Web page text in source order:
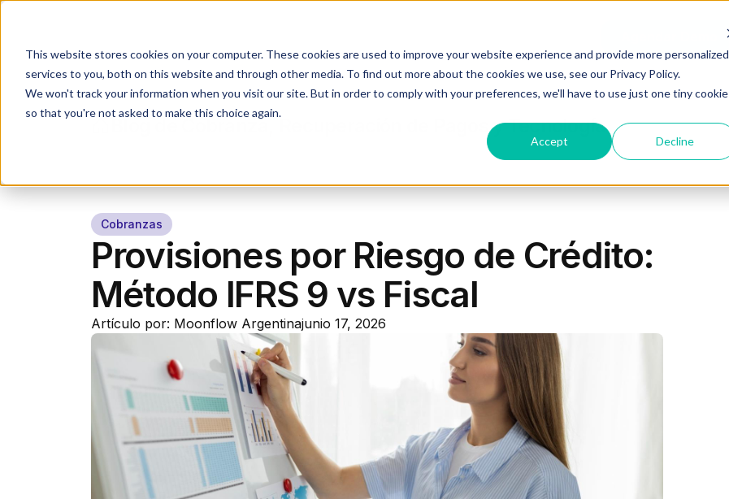
This website stores cookies on your computer. These cookies are used to improve your website experience and provide more personalized
services to you, both on this website and through other media. To find out more about the cookies we use, see our Privacy Policy.
We won't track your information when you visit our site. But in order to comply with your preferences, we'll have to use just one tiny cookie
so that you're not asked to make this choice again.
Accept Decline
Blog de Cobranza, Recuperación de Pagos y Tecnología
Cobranzas
Provisiones por Riesgo de Crédito:
Método IFRS 9 vs Fiscal
Artículo por: Moonflow Argentinajunio 17, 2026